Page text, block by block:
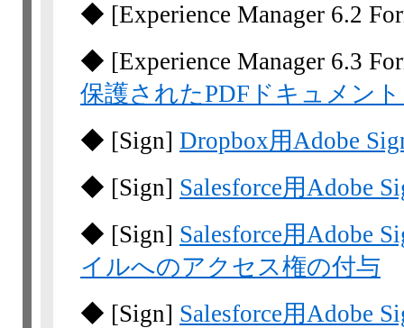
◆ [Experience Manager 6.2
◆ [Experience Manager 6.3
保護されたPDFドキュメン
◆ [Sign] Dropbox用Adobe
◆ [Sign] Salesforce用Adobe
◆ [Sign] Salesforce用Adobe
イルへのアクセス権の付与
◆ [Sign] Salesforce用Adobe